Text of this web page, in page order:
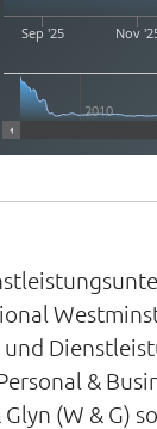
Sep '25 Nov
2010
&
(W & G)